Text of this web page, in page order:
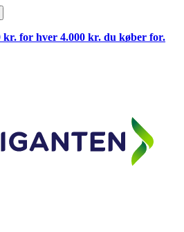
for hver 4.000 kr. du køber for.